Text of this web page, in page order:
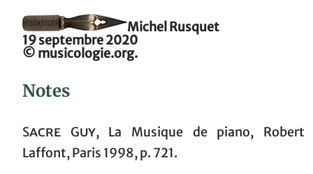
Michel Rusquet
19 septembre 2020
© musicologie.org.
Notes
Sacre Guy, La Musique de piano, Robert
Laffont, Paris 1998, p. 721.